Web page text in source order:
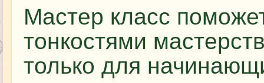
Мастер класс
тонкостями
только для